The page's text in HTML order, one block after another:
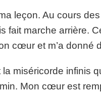
leçon. Au cours
fait marche arrière.
cœur et m’a donné
miséricorde infinis
Mon cœur est